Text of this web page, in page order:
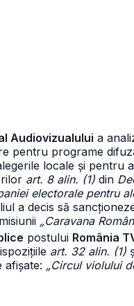
Audiovizualului a
pentru programe
locale și pentru
art. 8 alin. (1) din
electorale pentru
a decis să
„Caravana
postului România
art. 32 alin. (1)
afișate: „Circul violului